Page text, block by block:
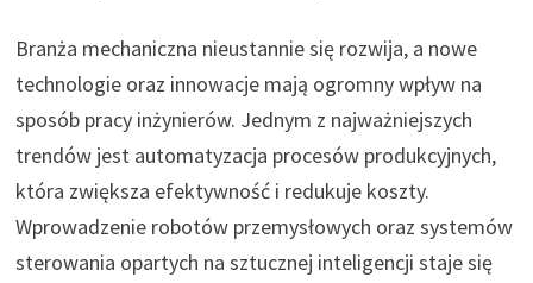
Branża mechaniczna nieustannie się rozwija, a nowe
technologie oraz innowacje mają ogromny wpływ na
sposób pracy inżynierów. Jednym z najważniejszych
trendów jest automatyzacja procesów produkcyjnych,
która zwiększa efektywność i redukuje koszty.
Wprowadzenie robotów przemysłowych oraz systemów
sterowania opartych na sztucznej inteligencji staje się